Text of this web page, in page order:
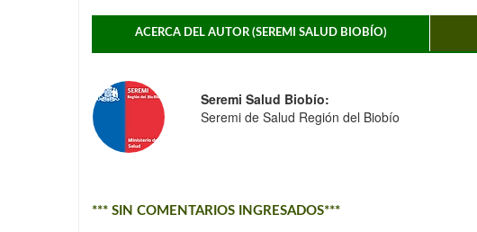
ACERCA DEL AUTOR (SEREMI SALUD BIOBÍO)
Seremi Salud Biobío:
Seremi de Salud Región del Biobío
*** SIN COMENTARIOS INGRESADOS***